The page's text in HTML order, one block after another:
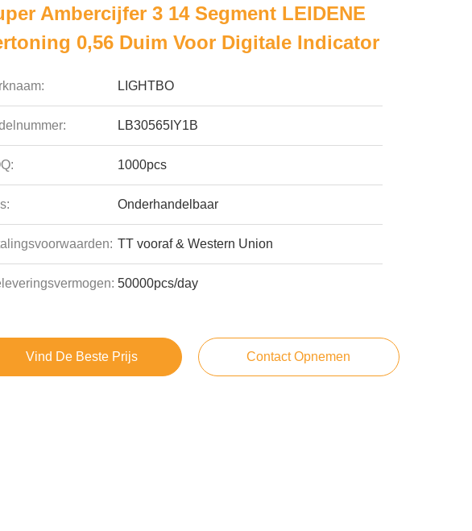
Ambercijfer 3 14 Segment LEIDENE
0,56 Duim Voor Digitale Indicator
LIGHTBO
LB30565IY1B
1000pcs
Onderhandelbaar
TT vooraf & Western Union
50000pcs/day
Vind De Beste Prijs Contact Opnemen